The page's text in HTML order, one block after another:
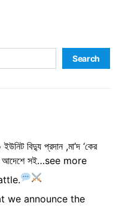
Search
বিদ্যু প্রদান ,মা’দ ‘কের
আদেশে সই…see more
we announce the